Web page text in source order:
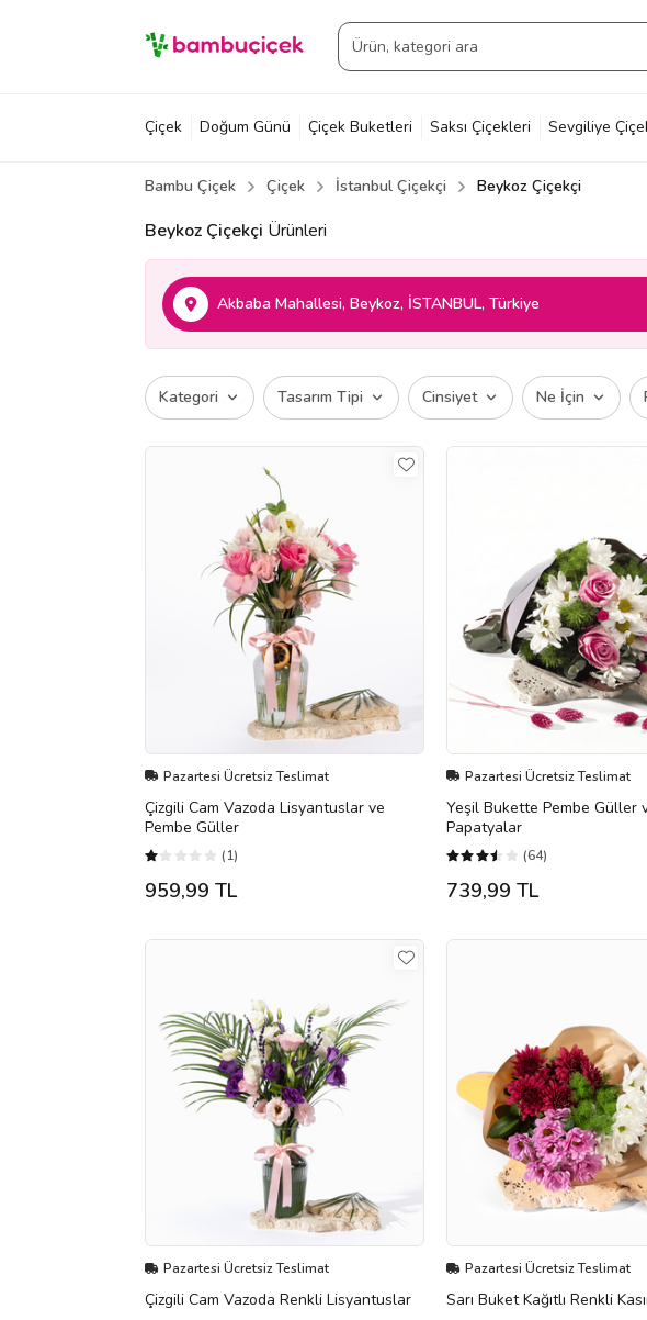
Çiçek Doğum Günü Çiçek Buketleri Saksı Çiçekleri Sevgiliye
Bambu Çiçek Çiçek İstanbul Çiçekçi Beykoz Çiçekçi
Beykoz Çiçekçi Ürünleri
Akbaba Mahallesi, Beykoz, İSTANBUL, Türkiye
Kategori Tasarım Tipi Cinsiyet Ne İçin
Pazartesi Ücretsiz Teslimat
Çizgili Cam Vazoda Lisyantuslar ve
Pembe Güller
(1)
959,99 TL
Pazartesi Ücretsiz Teslimat
Yeşil Bukette Pembe Güller
Papatyalar
(64)
739,99 TL
Pazartesi Ücretsiz Teslimat
Çizgili Cam Vazoda Renkli Lisyantuslar
Pazartesi Ücretsiz Teslimat
Sarı Buket Kağıtlı Renkli